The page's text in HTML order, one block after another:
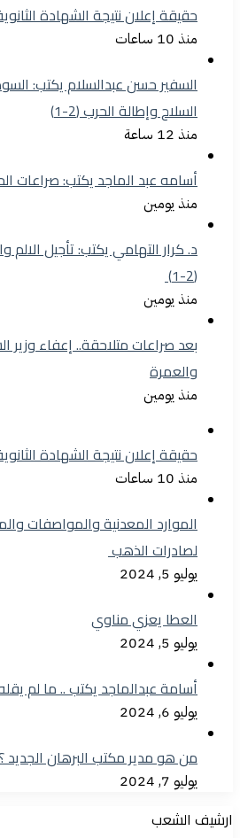
حقيقة إعلان نتيجة الشهادة الثانوية في
منذ 10 ساعات
السفير حسن عبدالسلام يكتب:
السلاح وإطالة الحرب (2-1)
منذ 12 ساعة
أسامه عبد الماجد يكتب: صراعات
منذ يومين
د. كرار التهامي يكتب: تأجيل
(2-1)
منذ يومين
بعد صراعات متلاحقة.. إعفاء وزير
والعمرة
منذ يومين
حقيقة إعلان نتيجة الشهادة الثانوية في
منذ 10 ساعات
الموارد المعدنية والمواصفات
لصادرات الذهب
يوليو 5, 2024
العطا يعزي مناوي
يوليو 5, 2024
أسامة عبدالماجد يكتب .. ما لم
يوليو 6, 2024
من هو مدير مكتب البرهان الجديد
يوليو 7, 2024
ارشيف الشعب